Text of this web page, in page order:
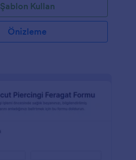
Şablon Kullan
Önizleme